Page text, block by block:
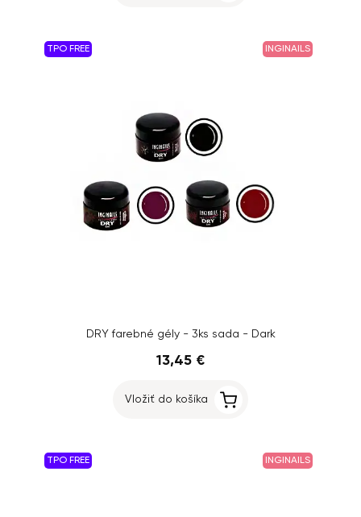
TPO FREE INGINAILS
DRY farebné gély - 3ks sada - Dark
13,45 €
Vložiť do košíka
TPO FREE INGINAILS